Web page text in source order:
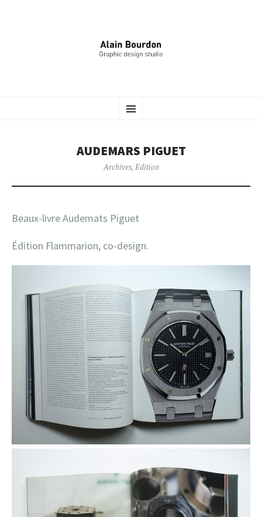
ALAIN BOURDON –
Menu
AU
AUDEMARS PIGUET
Archives, Edition
Beaux-livre Audemats Piguet
Édition Flammarion, co-design.